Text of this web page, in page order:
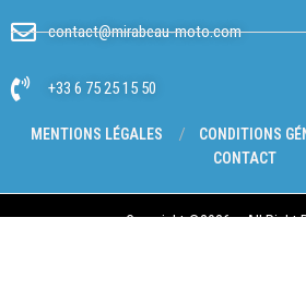
contact@mirabeau-moto.com
+33 6 75 25 15 50
MENTIONS LÉGALES
CONDITIONS
CONTACT
Copyright @2026 – All Right